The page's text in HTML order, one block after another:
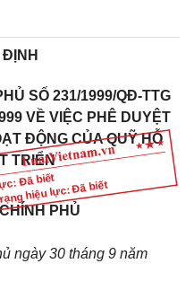
Đã biết
hiệu lực: Đã biết
SỐ 231/1999/QĐ-TTG
VỀ VIỆC PHÊ DUYỆT
ĐỘNG CỦA QUỸ HỖ
TRIỂN
PHỦ
ngày 30 tháng 9 năm